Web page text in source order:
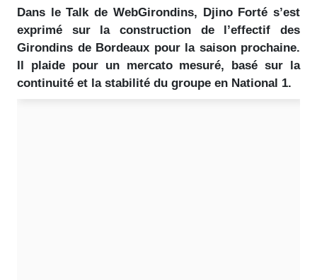
Dans le Talk de WebGirondins, Djino Forté s’est
exprimé sur la construction de l’effectif des
Girondins de Bordeaux pour la saison prochaine.
Il plaide pour un mercato mesuré, basé sur la
continuité et la stabilité du groupe en National 1.